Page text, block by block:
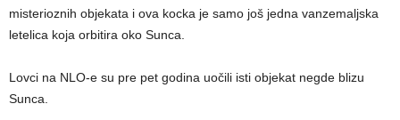
misterioznih objekata i ova kocka je samo još jedna vanzemaljska
letelica koja orbitira oko Sunca.
Lovci na NLO-e su pre pet godina uočili isti objekat negde blizu
Sunca.